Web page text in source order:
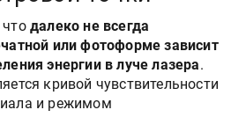
далеко не всегда
или фотоформе зависит
энергии в луче лазера.
кривой чувствительности
и режимом